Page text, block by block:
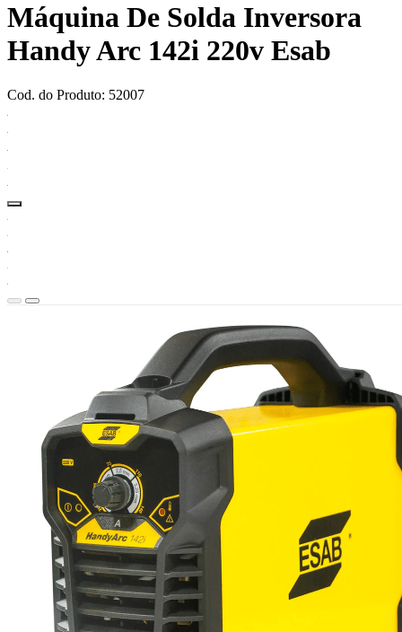
Máquina De Solda Inversora
Handy Arc 142i 220v Esab
Cod. do Produto: 52007